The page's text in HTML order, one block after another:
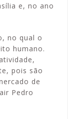
e, no ano
no qual o
humano.
pois são
de
Pedro